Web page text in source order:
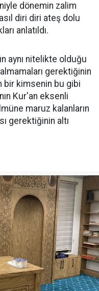
dönemin zalim
diri diri ateş dolu
anlatıldı.
aynı nitelikte olduğu
gerektiğinin
bir kimsenin bu gibi
Kur'an eksenli
maruz kalanların
gerektiğinin altı